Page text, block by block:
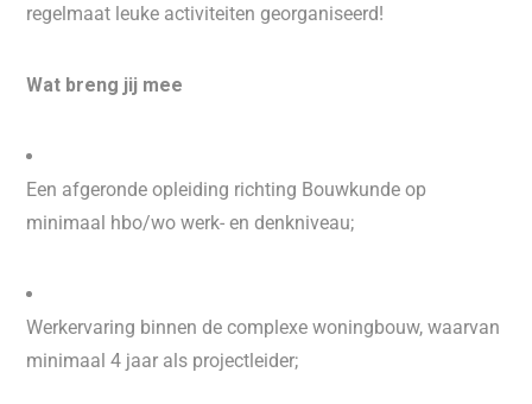
regelmaat leuke activiteiten georganiseerd!
Wat breng jij mee
Een afgeronde opleiding richting Bouwkunde op
minimaal hbo/wo werk- en denkniveau;
Werkervaring binnen de complexe woningbouw, waarvan
minimaal 4 jaar als projectleider;